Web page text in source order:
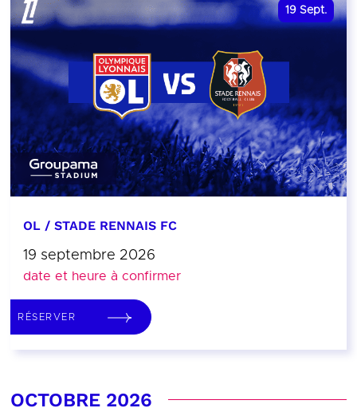
19 Sept.
OL / STADE RENNAIS FC
19 septembre 2026
date et heure à confirmer
RÉSERVER
OCTOBRE 2026